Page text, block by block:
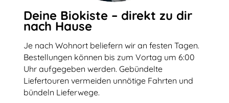
Deine Biokiste – direkt zu dir
nach Hause
Je nach Wohnort beliefern wir an festen Tagen.
Bestellungen können bis zum Vortag um 6:00
Uhr aufgegeben werden. Gebündelte
Liefertouren vermeiden unnötige Fahrten und
bündeln Lieferwege.